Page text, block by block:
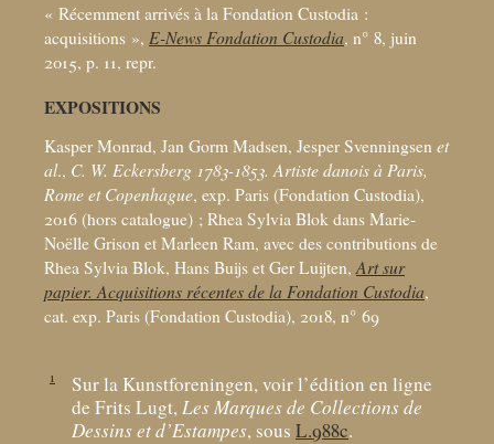
« Récemment arrivés à la Fondation Custodia :
acquisitions », E-News Fondation Custodia, n° 8, juin
2015, p. 11, repr.
EXPOSITIONS
Kasper Monrad, Jan Gorm Madsen, Jesper Svenningsen et
al., C. W. Eckersberg 1783-1853. Artiste danois à Paris,
Rome et Copenhague, exp. Paris (Fondation Custodia),
2016 (hors catalogue) ; Rhea Sylvia Blok dans Marie-
Noëlle Grison et Marleen Ram, avec des contributions de
Rhea Sylvia Blok, Hans Buijs et Ger Luijten, Art sur
papier. Acquisitions récentes de la Fondation Custodia,
cat. exp. Paris (Fondation Custodia), 2018, n° 69
1
Sur la Kunstforeningen, voir l’édition en ligne
de Frits Lugt,Les Marques de Collections de
Dessins et d’Estampes, sous L.988c.